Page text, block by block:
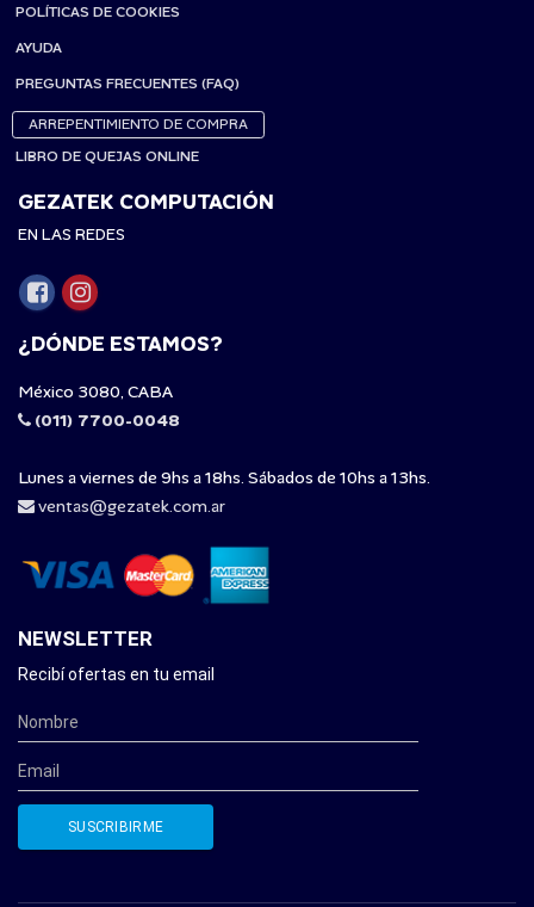
POLÍTICAS DE COOKIES
AYUDA
PREGUNTAS FRECUENTES (FAQ)
ARREPENTIMIENTO DE COMPRA
LIBRO DE QUEJAS ONLINE
GEZATEK COMPUTACIÓN
EN LAS REDES
¿DÓNDE ESTAMOS?
México 3080, CABA
(011) 7700-0048
Lunes a viernes de 9hs a 18hs. Sábados de 10hs a 13hs.
ventas@gezatek.com.ar
NEWSLETTER
Recibí ofertas en tu email